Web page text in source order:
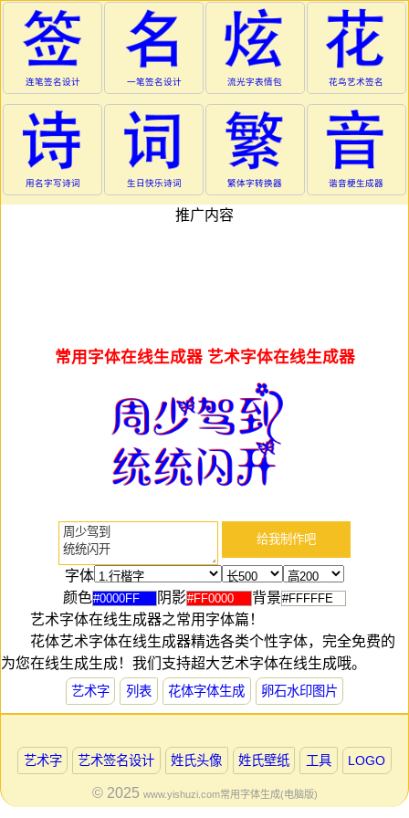
连笔签名设计 一笔签名设计 流光字表情包 花鸟艺术签名
用名字写诗词 生日快乐诗词 繁体字转换器 谐音梗生成器
推广内容
常用字体在线生成器 艺术字体在线生成器
字体
颜色
阴影
背景
艺术字体在线生成器之常用字体篇！
花体艺术字体在线生成器精选各类个性字体，完全免费的
为您在线生成生成！我们支持超大艺术字体在线生成哦。
艺术字 列表 花体字体生成 卵石水印图片
艺术字 艺术签名设计 姓氏头像 姓氏壁纸 工具 LOGO
© 2025 www.yishuzi.com常用字体生成(电脑版)